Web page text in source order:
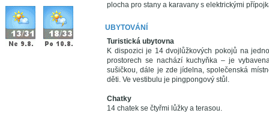
plocha pro stany a karavany s elektrickými
UBYTOVÁNÍ
Turistická ubytovna
K dispozici je 14 dvojlůžkových pokojů na
prostorech se nachází kuchyňka – je
sušičkou, dále je zde jídelna, společenská
děti. Ve vestibulu je pingpongový stůl.
Chatky
14 chatek se čtyřmi lůžky a terasou.